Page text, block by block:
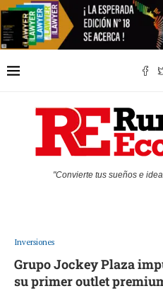
"Convierte tus sueños e
Inversiones
Grupo Jockey Plaza
su primer outlet